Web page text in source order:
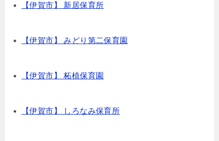
【伊賀市】 新居保育所
【伊賀市】 みどり第二保育園
【伊賀市】 柘植保育園
【伊賀市】 しろなみ保育所